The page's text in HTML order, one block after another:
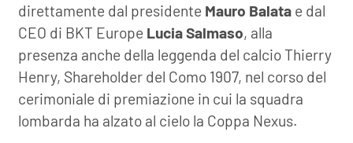
direttamente dal presidente Mauro Balata e dal
CEO di BKT Europe Lucia Salmaso, alla
presenza anche della leggenda del calcio Thierry
Henry, Shareholder del Como 1907, nel corso del
cerimoniale di premiazione in cui la squadra
lombarda ha alzato al cielo la Coppa Nexus.